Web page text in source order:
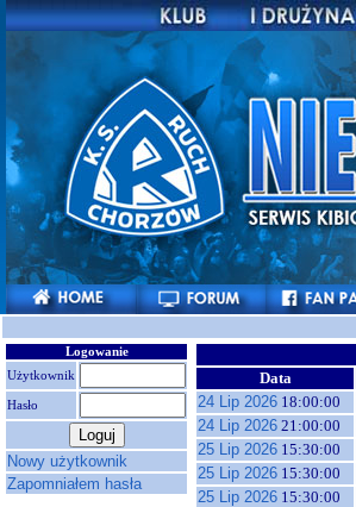
Logowanie
Użytkownik
Hasło
Nowy użytkownik
Zapomniałem hasła
Data
24 Lip 2026 18:00:00
24 Lip 2026 21:00:00
25 Lip 2026 15:30:00
25 Lip 2026 15:30:00
25 Lip 2026 15:30:00